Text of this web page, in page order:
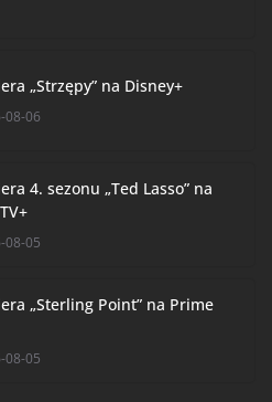
„Strzępy” na Disney+
08-06
4. sezonu „Ted Lasso” na
08-05
„Sterling Point” na Prime
08-05